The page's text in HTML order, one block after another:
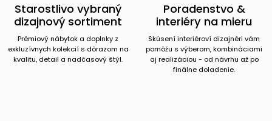
Starostlivo vybraný
dizajnový sortiment
Prémiový nábytok a doplnky z
exkluzívnych kolekcií s dôrazom na
kvalitu, detail a nadčasový štýl.
Poradenstvo &
interiéry na mieru
Skúsení interiéroví dizajnéri vám
pomôžu s výberom, kombináciami
aj realizáciou - od návrhu až po
finálne doladenie.